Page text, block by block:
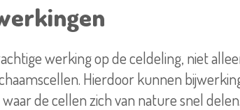
werking op de celdeling, niet
Hierdoor kunnen
de cellen zich van nature snel